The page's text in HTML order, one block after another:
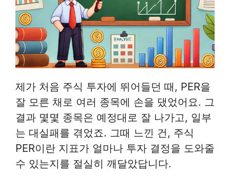
제가 처음 주식 투자에 뛰어들던 때, PER을
잘 모른 채로 여러 종목에 손을 댔었어요. 그
결과 몇몇 종목은 예정대로 잘 나가고, 일부
는 대실패를 겪었죠. 그때 느낀 건, 주식
PER이란 지표가 얼마나 투자 결정을 도와줄
수 있는지를 절실히 깨달았답니다.